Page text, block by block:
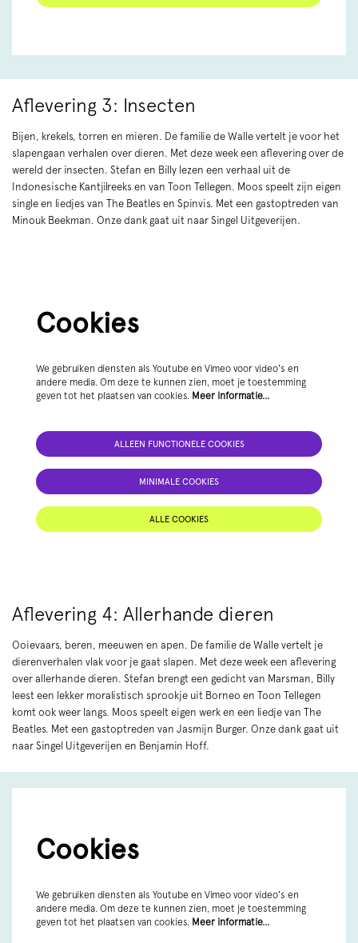
Aflevering 3: Insecten
Bijen, krekels, torren en mieren. De familie de Walle vertelt je voor het
slapengaan verhalen over dieren. Met deze week een aflevering over de
wereld der insecten. Stefan en Billy lezen een verhaal uit de
Indonesische Kantjilreeks en van Toon Tellegen. Moos speelt zijn eigen
single en liedjes van The Beatles en Spinvis. Met een gastoptreden van
Minouk Beekman. Onze dank gaat uit naar Singel Uitgeverijen.
Cookies
We gebruiken diensten als Youtube en Vimeo voor video's en
andere media. Om deze te kunnen zien, moet je toestemming
geven tot het plaatsen van cookies. Meer informatie…
ALLEEN FUNCTIONELE COOKIES
MINIMALE COOKIES
ALLE COOKIES
Aflevering 4: Allerhande dieren
Ooievaars, beren, meeuwen en apen. De familie de Walle vertelt je
dierenverhalen vlak voor je gaat slapen. Met deze week een aflevering
over allerhande dieren. Stefan brengt een gedicht van Marsman, Billy
leest een lekker moralistisch sprookje uit Borneo en Toon Tellegen
komt ook weer langs. Moos speelt eigen werk en een liedje van The
Beatles. Met een gastoptreden van Jasmijn Burger. Onze dank gaat uit
naar Singel Uitgeverijen en Benjamin Hoff.
Cookies
We gebruiken diensten als Youtube en Vimeo voor video's en
andere media. Om deze te kunnen zien, moet je toestemming
geven tot het plaatsen van cookies. Meer informatie…